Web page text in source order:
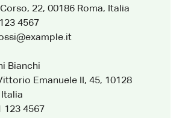
22, 00186 Roma, Italia
4567
Bianchi
Emanuele II, 45, 10128
Italia
123 4567